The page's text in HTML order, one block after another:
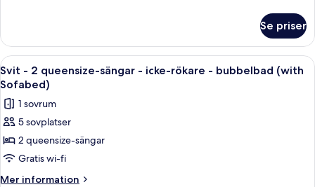
tillgänglighetsanpassat
icke-
rökare
(with
Sofabed)
-
kingsize-
säng
tillgänglighetsanpassat
rökare
(with
Se priser
Öppna
alla
foton
för
Svit
-
2
queensize-
Svit - 2 queensize-sängar - icke-
5
Svit - 2 queensize-sängar - icke-rökare - bubbelbad (with
Sofabed)
1 sovrum
5 sovplatser
2 queensize-sängar
Gratis wi-fi
Mer information
Mer